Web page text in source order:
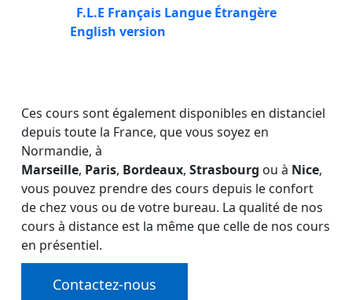
F.L.E Français Langue Étrangère
English version
Ces cours sont également disponibles en distanciel
depuis toute la France, que vous soyez en
Normandie, à
Marseille, Paris, Bordeaux, Strasbourg ou à Nice,
vous pouvez prendre des cours depuis le confort
de chez vous ou de votre bureau. La qualité de nos
cours à distance est la même que celle de nos cours
en présentiel.
Contactez-nous